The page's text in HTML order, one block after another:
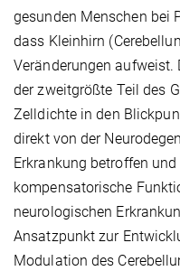
gesunden Menschen bei
dass Kleinhirn
Veränderungen aufweist.
der zweitgrößte Teil des
Zelldichte in den
direkt von der
Erkrankung betroffen
kompensatorische
neurologischen
Ansatzpunkt zur
Modulation des